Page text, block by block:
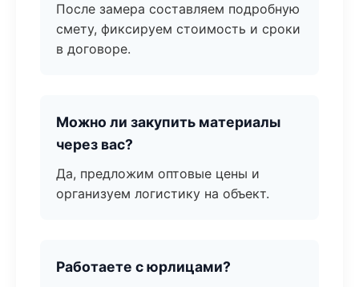
После замера составляем подробную
смету, фиксируем стоимость и сроки
в договоре.
Можно ли закупить материалы
через вас?
Да, предложим оптовые цены и
организуем логистику на объект.
Работаете с юрлицами?